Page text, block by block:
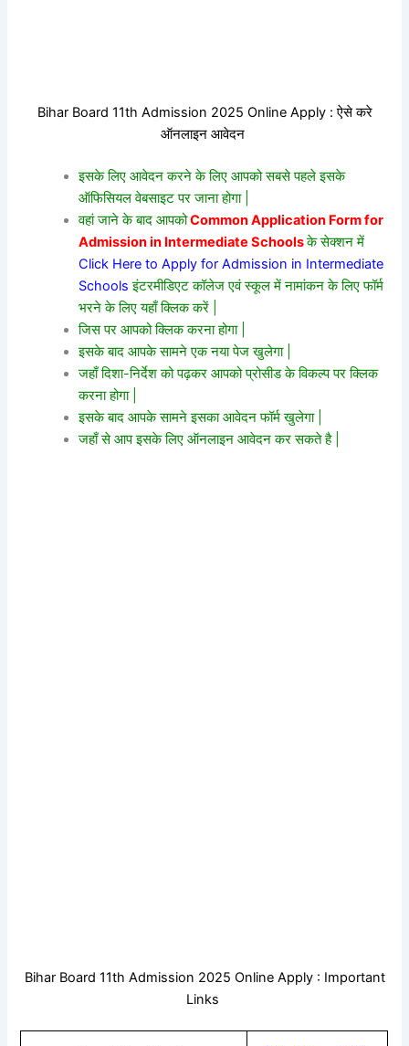
Bihar Board 11th Admission 2025 Online Apply : ऐसे करे
ऑनलाइन आवेदन
इसके लिए आवेदन करने के लिए आपको सबसे पहले इसके
ऑफिसियल वेबसाइट पर जाना होगा |
वहां जाने के बाद आपकोCommon Application Form for
Admission in Intermediate Schoolsके सेक्शन में
Click Here to Apply for Admission in Intermediate
Schools इंटरमीडिएट कॉलेज एवं स्कूल में नामांकन के लिए फॉर्म
भरने के लिए यहाँ क्लिक करें |
जिस पर आपको क्लिक करना होगा |
इसके बाद आपके सामने एक नया पेज खुलेगा |
जहाँ दिशा-निर्देश को पढ़कर आपको प्रोसीड के विकल्प पर क्लिक
करना होगा |
इसके बाद आपके सामने इसका आवेदन फॉर्म खुलेगा |
जहाँ से आप इसके लिए ऑनलाइन आवेदन कर सकते है |
Bihar Board 11th Admission 2025 Online Apply : Important
Links